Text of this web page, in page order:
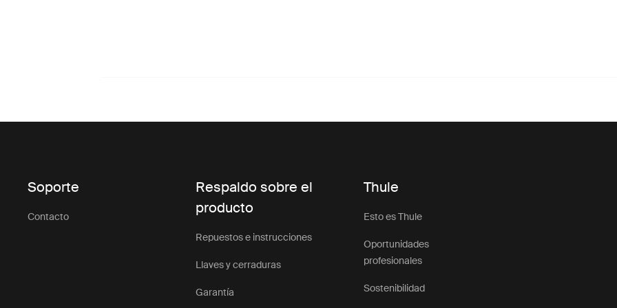
Soporte
Contacto
Respaldo sobre el
producto
Repuestos e instrucciones
Llaves y cerraduras
Garantía
Thule
Esto es Thule
Oportunidades
profesionales
Sostenibilidad